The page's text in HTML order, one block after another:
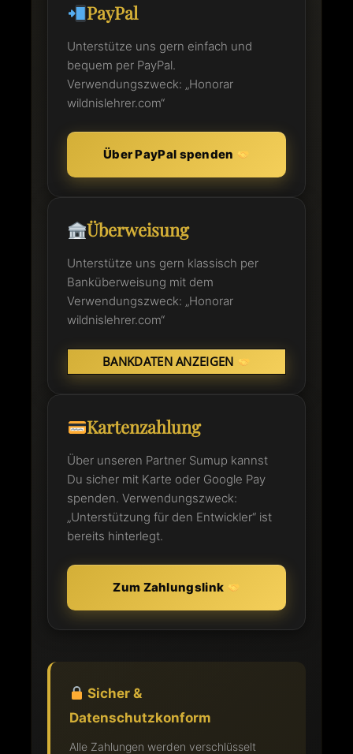
PayPal
Unterstütze uns gern einfach und
bequem per PayPal.
Verwendungszweck: „Honorar
wildnislehrer.com“
Über PayPal spenden
Überweisung
Unterstütze uns gern klassisch per
Banküberweisung mit dem
Verwendungszweck: „Honorar
wildnislehrer.com“
BANKDATEN ANZEIGEN
Kartenzahlung
Über unseren Partner Sumup kannst
Du sicher mit Karte oder Google Pay
spenden. Verwendungszweck:
„Unterstützung für den Entwickler“ ist
bereits hinterlegt.
Zum Zahlungslink
Sicher &
Datenschutzkonform
Alle Zahlungen werden verschlüsselt